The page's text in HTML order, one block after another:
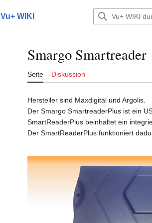
Vu+ WIKI
Smargo Smartreader
Seite Diskussion
Hersteller sind Maxdigital und Argolis.
Der Smargo SmartreaderPlus ist ein
SmartReaderPlus beinhaltet ein
Der SmartReaderPlus funktioniert